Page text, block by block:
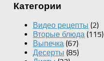
Категории
Видео рецепты (2)
Вторые блюда (115)
Выпечка (67)
Десерты (85)